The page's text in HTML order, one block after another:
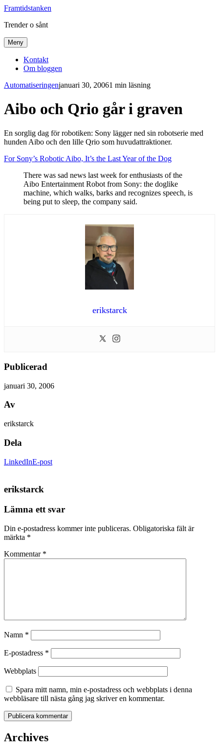
Framtidstanken
Trender o sånt
Meny
Kontakt
Om bloggen
Automatiseringenjanuari 30, 20061 min läsning
Aibo och Qrio går i graven
En sorglig dag för robotiken: Sony lägger ned sin robotserie med
hunden Aibo och den lille Qrio som huvudattraktioner.
For Sony’s Robotic Aibo, It’s the Last Year of the Dog
There was sad news last week for enthusiasts of the
Aibo Entertainment Robot from Sony: the doglike
machine, which walks, barks and recognizes speech, is
being put to sleep, the company said.
erikstarck
Publicerad
januari 30, 2006
Av
erikstarck
Dela
LinkedInE-post
erikstarck
Lämna ett svar
Din e-postadress kommer inte publiceras. Obligatoriska fält är
märkta *
Kommentar *
Namn *
E-postadress *
Webbplats
Spara mitt namn, min e-postadress och webbplats i denna
webbläsare till nästa gång jag skriver en kommentar.
Archives